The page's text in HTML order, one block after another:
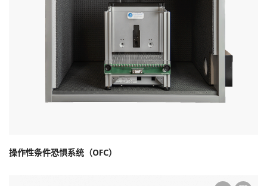
操作性条件恐惧系统（OFC）